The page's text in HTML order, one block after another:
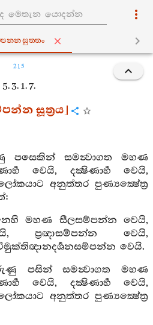
215
5. 3. 1. 7.
සූත්‍රය]
පසෙකින් සමන්‍වාගත මහණ
වෙයි, දක්‍ෂිණාර්‍හ වෙයි,
අනුත්තර පුණ්‍යක්‍ෂේත්‍ර
මහණ සීලසම්පන්න වෙයි,
ප්‍රඥාසම්පන්න වෙයි,
වෙයි.
පසින් සමන්‍වාගත මහණ
වෙයි, දක්‍ෂිණාර්‍හ වෙයි,
අනුත්තර පුණ්‍යක්‍ෂේත්‍ර